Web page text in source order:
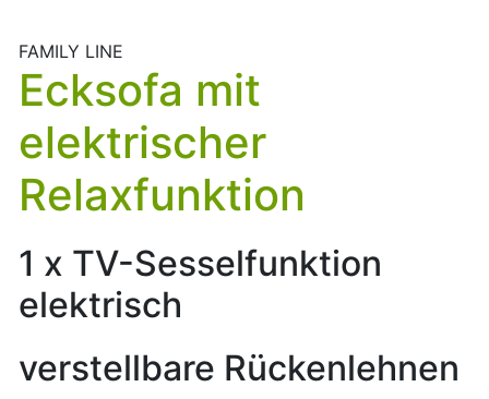
FAMILY LINE
Ecksofa mit
elektrischer
Relaxfunktion
1 x TV-Sesselfunktion
elektrisch
verstellbare Rückenlehnen